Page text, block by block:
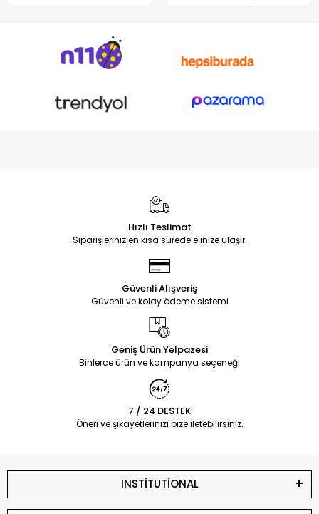
Hızlı Teslimat
Siparişleriniz en kısa sürede elinize ulaşır.
Güvenli Alışveriş
Güvenli ve kolay ödeme sistemi
Geniş Ürün Yelpazesi
Binlerce ürün ve kampanya seçeneği
7 / 24 DESTEK
Öneri ve şikayetlerinizi bize iletebilirsiniz.
INSTİTUTİONAL